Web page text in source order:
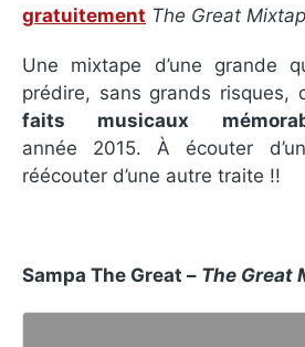
gratuitement The Great
Une mixtape d’une grande
prédire, sans grands risques,
faits musicaux
année 2015. À écouter
réécouter d’une autre traite !!
Sampa The Great – The Great